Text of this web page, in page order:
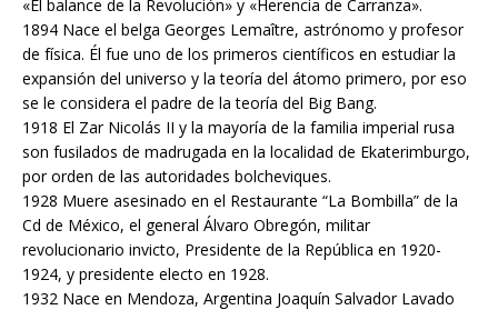
«El balance de la Revolución» y «Herencia de Carranza».
1894 Nace el belga Georges Lemaître, astrónomo y profesor
de física. Él fue uno de los primeros científicos en estudiar la
expansión del universo y la teoría del átomo primero, por eso
se le considera el padre de la teoría del Big Bang.
1918 El Zar Nicolás II y la mayoría de la familia imperial rusa
son fusilados de madrugada en la localidad de Ekaterimburgo,
por orden de las autoridades bolcheviques.
1928 Muere asesinado en el Restaurante “La Bombilla” de la
Cd de México, el general Álvaro Obregón, militar
revolucionario invicto, Presidente de la República en 1920-
1924, y presidente electo en 1928.
1932 Nace en Mendoza, Argentina Joaquín Salvador Lavado